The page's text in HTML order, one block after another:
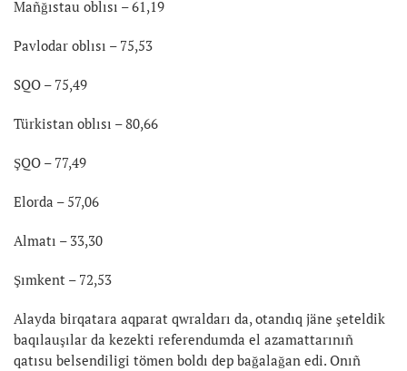
Mañğıstau oblısı – 61,19
Pavlodar oblısı – 75,53
SQO – 75,49
Türkistan oblısı – 80,66
ŞQO – 77,49
Elorda – 57,06
Almatı – 33,30
Şımkent – 72,53
Alayda birqatara aqparat qwraldarı da, otandıq jäne şeteldik
baqılauşılar da kezekti referendumda el azamattarınıñ
qatısu belsendiligi tömen boldı dep bağalağan edi. Onıñ